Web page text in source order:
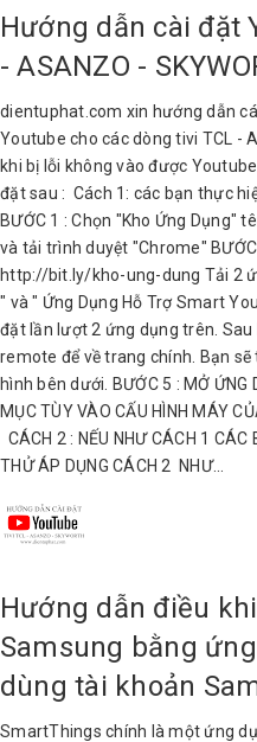
Hướng dẫn cài đặt
- ASANZO -
dientuphat.com xin hướng dẫn
Youtube cho các dòng tivi TCL -
khi bị lỗi không vào được
đặt sau : Cách 1: các bạn thực
BƯỚC 1 : Chọn "Kho Ứng Dụng"
và tải trình duyệt "Chrome"
http://bit.ly/kho-ung-dung Tải 2
" và " Ứng Dụng Hỗ Trợ Smart
đặt lần lượt 2 ứng dụng trên.
remote để về trang chính. Bạn
hình bên dưới. BƯỚC 5 : MỞ ỨNG
MỤC TÙY VÀO CẤU HÌNH MÁY
CÁCH 2 : NẾU NHƯ CÁCH 1 CÁC
THỬ ÁP DỤNG CÁCH 2 NHƯ...
Hướng dẫn điều
Samsung bằng
dùng tài khoản
SmartThings chính là một ứng